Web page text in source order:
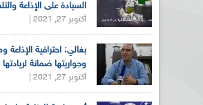
السيادة على الإذاعة
أكتوبر 27, 2021 |
بغالي: احترافية الإذاعة
وجواريتها ضمانة لريادتها
أكتوبر 27, 2021 |